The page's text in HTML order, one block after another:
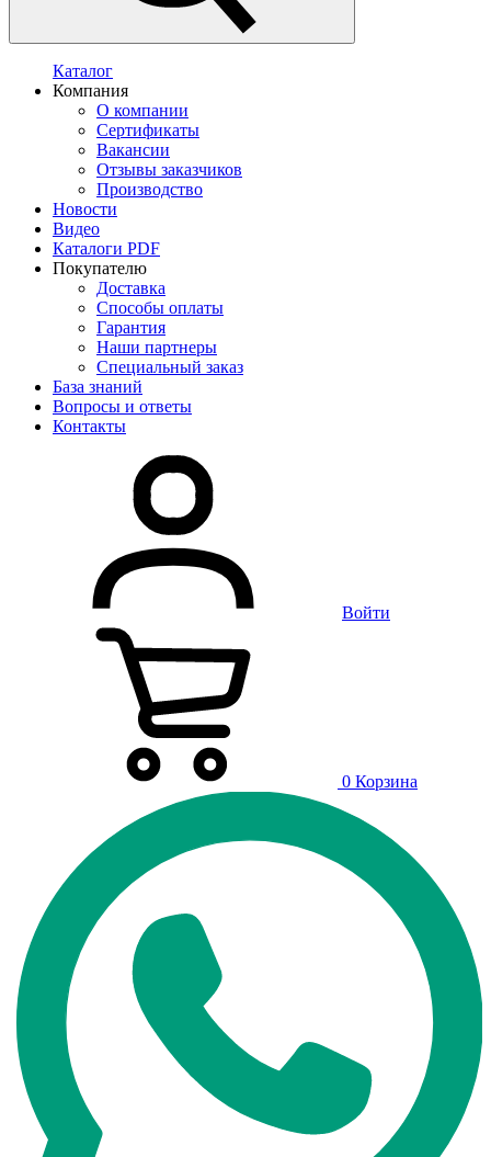
Каталог
Компания
О компании
Сертификаты
Вакансии
Отзывы заказчиков
Производство
Новости
Видео
Каталоги PDF
Покупателю
Доставка
Способы оплаты
Гарантия
Наши партнеры
Специальный заказ
База знаний
Вопросы и ответы
Контакты
Войти
0 Корзина